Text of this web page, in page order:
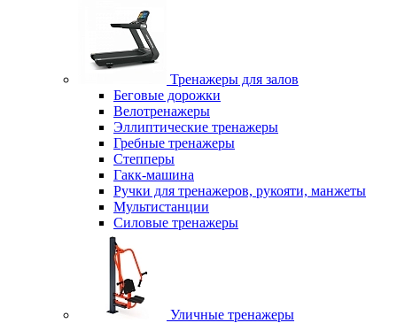
Тренажеры для залов
Беговые дорожки
Велотренажеры
Эллиптические тренажеры
Гребные тренажеры
Степперы
Гакк-машина
Ручки для тренажеров, рукояти, манжеты
Мультистанции
Силовые тренажеры
Уличные тренажеры